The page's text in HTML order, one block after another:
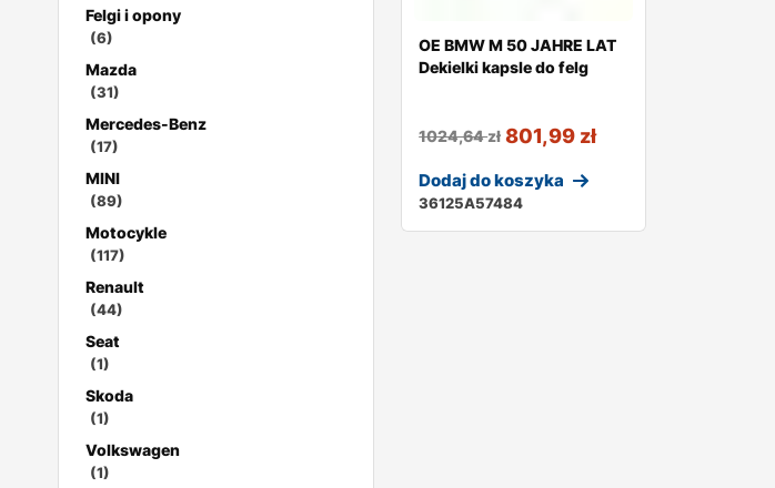
Felgi i opony
(6)
Mazda
(31)
Mercedes-Benz
(17)
MINI
(89)
Motocykle
(117)
Renault
(44)
Seat
(1)
Skoda
(1)
Volkswagen
(1)
OE BMW M 50 JAHRE LAT
Dekielki kapsle do felg
1024,64zł 801,99 zł
Dodaj do koszyka
36125A57484